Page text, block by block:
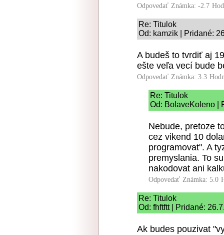
Odpovedať Známka: -2.7
Re: Titulok
Od: kamzik | Pridané:
A budeš to tvrdiť aj
ešte veľa vecí bude
Odpovedať Známka: 3.3
Re: Titulok
Od: BolaveKoleno |
Nebude, pretoze
cez vikend 10
programovat". A
premyslania. To
nakodovat ani
Odpovedať Známka: 5.0
Re: Titulok
Od: fhftftt | Pridané:
Ak budes pouzivat